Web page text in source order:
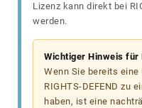
Lizenz kann direkt bei
werden.
Wichtiger Hinweis
Wenn Sie bereits eine
RIGHTS-DEFEND zu
haben, ist eine